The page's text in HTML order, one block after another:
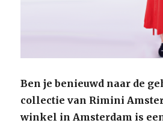
Ben je benieuwd naar de
collectie van Rimini
winkel in Amsterdam is